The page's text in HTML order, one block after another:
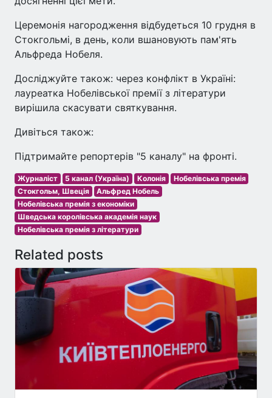
Церемонія нагородження відбудеться 10 грудня в
Стокгольмі, в день, коли вшановують пам'ять
Альфреда Нобеля.
Досліджуйте також: через конфлікт в Україні:
лауреатка Нобелівської премії з літератури
вирішила скасувати святкування.
Дивіться також:
Підтримайте репортерів "5 каналу" на фронті.
Журналіст 5 канал (Україна) Колонія
Нобелівська премія
Стокгольм, Швеція
Альфред Нобель
Нобелівська премія з економіки
Шведська королівська академія наук
Нобелівська премія з літератури
Related posts